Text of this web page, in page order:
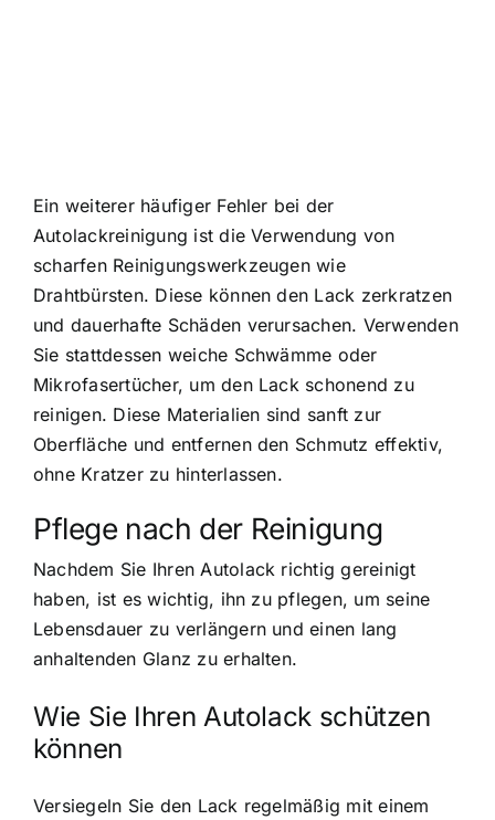
Ein weiterer häufiger Fehler bei der
Autolackreinigung ist die Verwendung von
scharfen Reinigungswerkzeugen wie
Drahtbürsten. Diese können den Lack zerkratzen
und dauerhafte Schäden verursachen. Verwenden
Sie stattdessen weiche Schwämme oder
Mikrofasertücher, um den Lack schonend zu
reinigen. Diese Materialien sind sanft zur
Oberfläche und entfernen den Schmutz effektiv,
ohne Kratzer zu hinterlassen.
Pflege nach der Reinigung
Nachdem Sie Ihren Autolack richtig gereinigt
haben, ist es wichtig, ihn zu pflegen, um seine
Lebensdauer zu verlängern und einen lang
anhaltenden Glanz zu erhalten.
Wie Sie Ihren Autolack schützen
können
Versiegeln Sie den Lack regelmäßig mit einem